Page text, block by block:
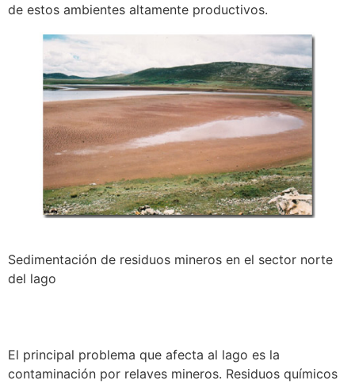
de estos ambientes altamente productivos.
Sedimentación de residuos mineros en el sector norte
del lago
El principal problema que afecta al lago es la
contaminación por relaves mineros. Residuos químicos